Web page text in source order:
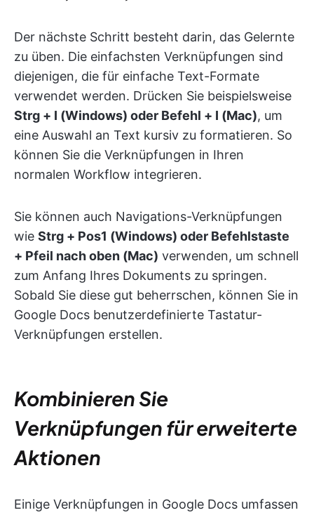
Der nächste Schritt besteht darin, das Gelernte
zu üben. Die einfachsten Verknüpfungen sind
diejenigen, die für einfache Text-Formate
verwendet werden. Drücken Sie beispielsweise
Strg + I (Windows) oder Befehl + I (Mac), um
eine Auswahl an Text kursiv zu formatieren. So
können Sie die Verknüpfungen in Ihren
normalen Workflow integrieren.
Sie können auch Navigations-Verknüpfungen
wie Strg + Pos1 (Windows) oder Befehlstaste
+ Pfeil nach oben (Mac) verwenden, um schnell
zum Anfang Ihres Dokuments zu springen.
Sobald Sie diese gut beherrschen, können Sie in
Google Docs benutzerdefinierte Tastatur-
Verknüpfungen erstellen.
Kombinieren Sie
Verknüpfungen für erweiterte
Aktionen
Einige Verknüpfungen in Google Docs umfassen